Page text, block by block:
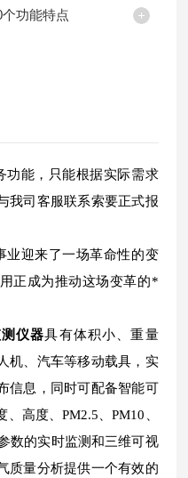
功能特点
功能，只能根据实际需求
我司客服联系索要正式报
业迎来了一场革命性的变
正成为推动这场变革的*
仪器具有体积小、重量
机、汽车等移动载具，实
信息，同时可配备智能可
高度、PM2.5、PM10、
数的实时监测和三维可视
质量分析提供一个有效的